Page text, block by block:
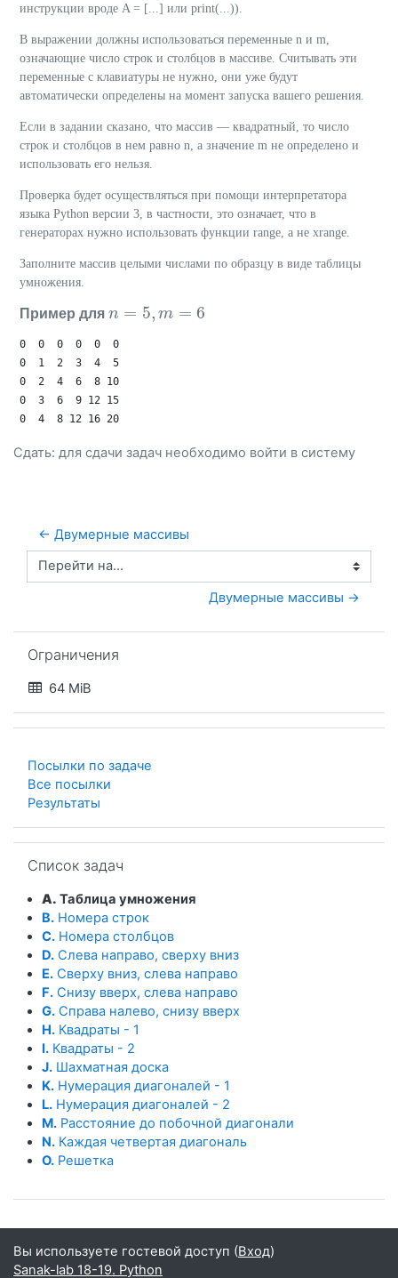
инструкции вроде A = [...] или print(...)).
В выражении должны использоваться переменные n и m,
означающие число строк и столбцов в массиве. Считывать эти
переменные с клавиатуры не нужно, они уже будут
автоматически определены на момент запуска вашего решения.
Если в задании сказано, что массив — квадратный, то число
строк и столбцов в нем равно n, а значение m не определено и
использовать его нельзя.
Проверка будет осуществляться при помощи интерпретатора
языка Python версии 3, в частности, это означает, что в
генераторах нужно использовать функции range, а не xrange.
Заполните массив целыми числами по образцу в виде таблицы
умножения.
Пример для n = 5, m = 6
n= 5, m= 6
0  0  0  0  0  0
0  1  2  3  4  5
0  2  4  6  8 10
0  3  6  9 12 15
Сдать: для сдачи задач необходимо войти в систему
← Двумерные массивы
Перейти на...
Двумерные массивы →
Ограничения
64 MiB
Посылки по задаче
Все посылки
Результаты
Список задач
A. Таблица умножения
B. Номера строк
C. Номера столбцов
D. Слева направо, сверху вниз
E. Сверху вниз, слева направо
F. Снизу вверх, слева направо
G. Справа налево, снизу вверх
H. Квадраты - 1
I. Квадраты - 2
J. Шахматная доска
K. Нумерация диагоналей - 1
L. Нумерация диагоналей - 2
M. Расстояние до побочной диагонали
N. Каждая четвертая диагональ
O. Решетка
Вы используете гостевой доступ (Вход)
Sanak-lab 18-19. Python